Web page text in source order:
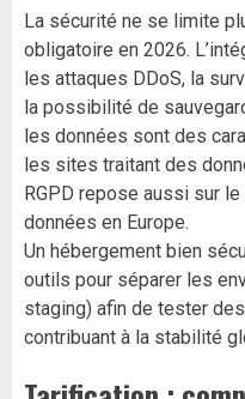
La sécurité ne se limite
obligatoire en 2026.
les attaques DDoS, la
la possibilité de
les données sont des
les sites traitant des
RGPD repose aussi sur
données en Europe.
Un hébergement bien
outils pour séparer les
staging) afin de tester
contribuant à la stabilité